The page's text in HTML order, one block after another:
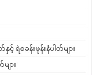
ရဲစခန်းဖုန်းနံပါတ်များ
ျား